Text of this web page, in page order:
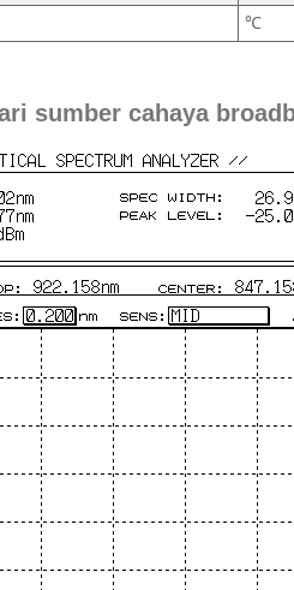
℃
sumber cahaya